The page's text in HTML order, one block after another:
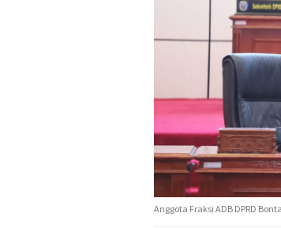
Anggota Fraksi ADB DPRD